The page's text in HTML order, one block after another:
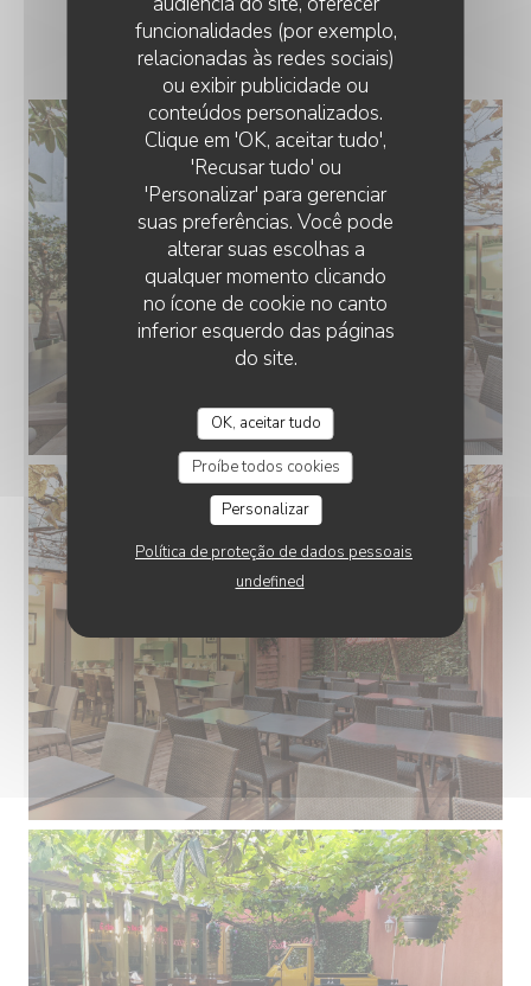
funcionalidades (por exemplo,
relacionadas às redes sociais)
ou exibir publicidade ou
conteúdos personalizados.
Clique em 'OK, aceitar tudo',
'Recusar tudo' ou
'Personalizar' para gerenciar
suas preferências. Você pode
alterar suas escolhas a
qualquer momento clicando
no ícone de cookie no canto
inferior esquerdo das páginas
do site.
OK, aceitar tudo
Proíbe todos cookies
Personalizar
Política de proteção de dados pessoais
undefined
PRIVÉE
TRATTORIA CHIC